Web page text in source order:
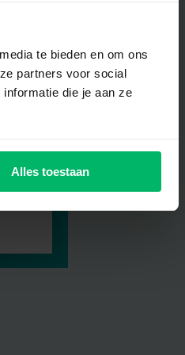
te bieden en om ons
partners voor social
die je aan ze
Alles toestaan